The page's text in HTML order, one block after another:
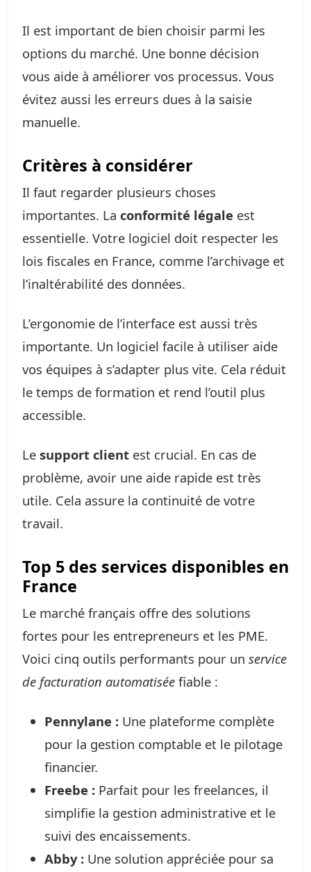
Il est important de bien choisir parmi les
options du marché. Une bonne décision
vous aide à améliorer vos processus. Vous
évitez aussi les erreurs dues à la saisie
manuelle.
Critères à considérer
Il faut regarder plusieurs choses
importantes. La conformité légale est
essentielle. Votre logiciel doit respecter les
lois fiscales en France, comme l’archivage et
l’inaltérabilité des données.
L’ergonomie de l’interface est aussi très
importante. Un logiciel facile à utiliser aide
vos équipes à s’adapter plus vite. Cela réduit
le temps de formation et rend l’outil plus
accessible.
Le support client est crucial. En cas de
problème, avoir une aide rapide est très
utile. Cela assure la continuité de votre
travail.
Top 5 des services disponibles en
France
Le marché français offre des solutions
fortes pour les entrepreneurs et les PME.
Voici cinq outils performants pour un service
de facturation automatisée fiable :
Pennylane : Une plateforme complète
pour la gestion comptable et le pilotage
financier.
Freebe : Parfait pour les freelances, il
simplifie la gestion administrative et le
suivi des encaissements.
Abby : Une solution appréciée pour sa